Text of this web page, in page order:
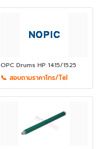
OPC Drums HP 1415/1525
📞 สอบถามราคาโทร/Tel